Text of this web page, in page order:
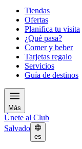
Tiendas
Ofertas
Planifica tu visita
¿Qué pasa?
Comer y beber
Tarjetas regalo
Servicios
Guía de destinos
Más
Únete al Club
Salvado
es